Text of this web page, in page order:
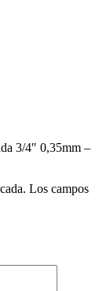
3/4″ 0,35mm –
Los campos